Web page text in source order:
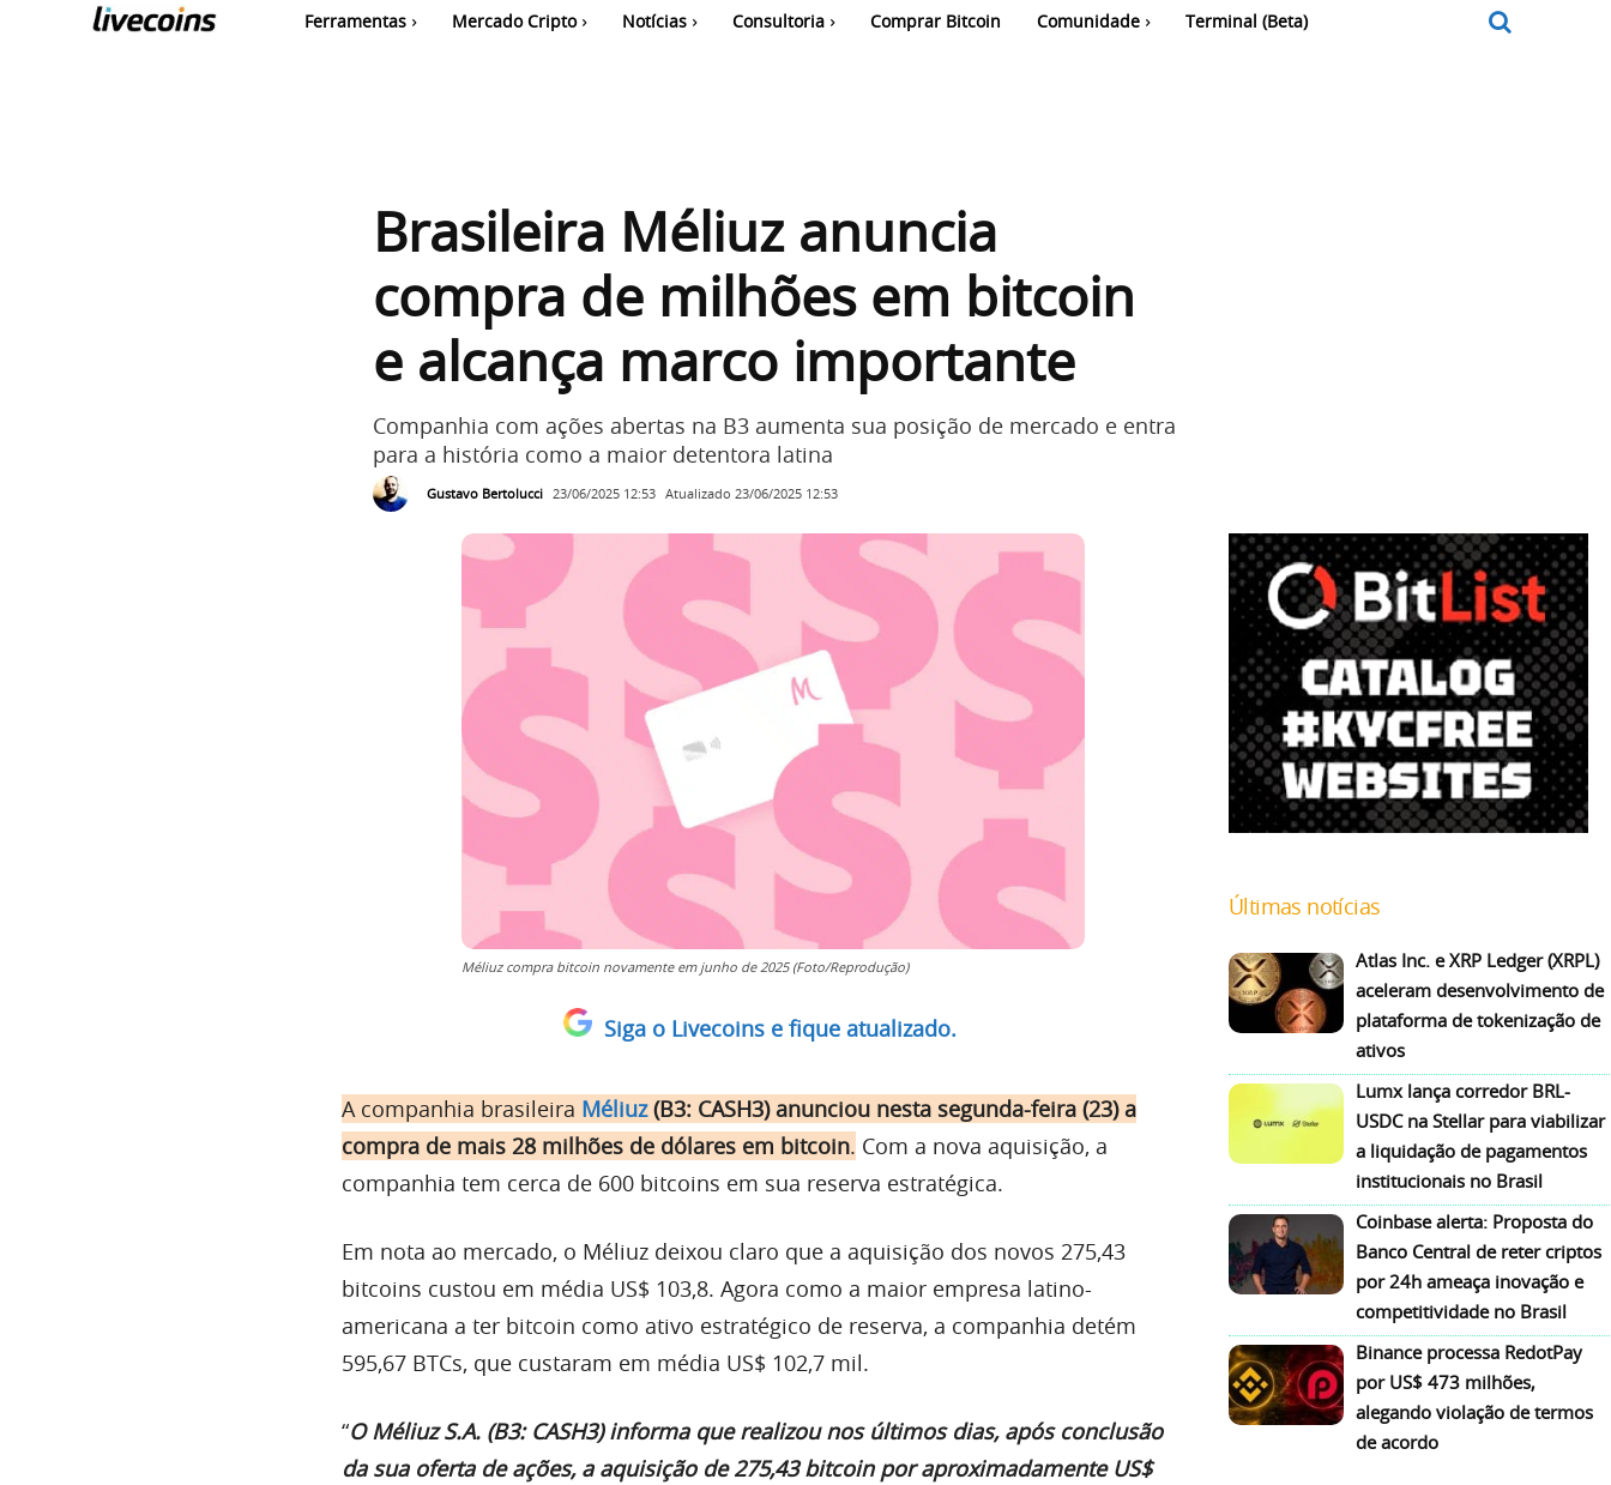
Ferramentas Mercado Cripto Notícias Consultoria Comprar Bitcoin Comunidade Terminal (Beta)
Brasileira Méliuz anuncia
compra de milhões em bitcoin
e alcança marco importante
Companhia com ações abertas na B3 aumenta sua posição de mercado e entra
para a história como a maior detentora latina
Gustavo Bertolucci 23/06/2025 12:53 Atualizado 23/06/2025 12:53
Méliuz compra bitcoin novamente em junho de 2025 (Foto/Reprodução)
Siga o Livecoins e fique atualizado.
A companhia brasileira Méliuz(B3: CASH3) anunciou nesta segunda-feira (23) a
compra de mais 28 milhões de dólares em bitcoin. Com a nova aquisição, a
companhia tem cerca de 600 bitcoins em sua reserva estratégica.
Em nota ao mercado, o Méliuz deixou claro que a aquisição dos novos 275,43
bitcoins custou em média US$ 103,8. Agora como a maior empresa latino-
americana a ter bitcoin como ativo estratégico de reserva, a companhia detém
595,67 BTCs, que custaram em média US$ 102,7 mil.
“O Méliuz S.A. (B3: CASH3) informa que realizou nos últimos dias, após conclusão
da sua oferta de ações, a aquisição de 275,43 bitcoin por aproximadamente US$
Últimas notícias
Atlas Inc. e XRP Ledger (XRPL)
aceleram desenvolvimento de
plataforma de tokenização de
ativos
Lumx lança corredor BRL-
USDC na Stellar para viabilizar
a liquidação de pagamentos
institucionais no Brasil
Coinbase alerta: Proposta do
Banco Central de reter criptos
por 24h ameaça inovação e
competitividade no Brasil
Binance processa RedotPay
por US$ 473 milhões,
alegando violação de termos
de acordo